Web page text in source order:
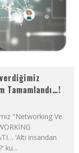
Tamamlandı…!
"Networking Ve
‘Altı insandan
ku...